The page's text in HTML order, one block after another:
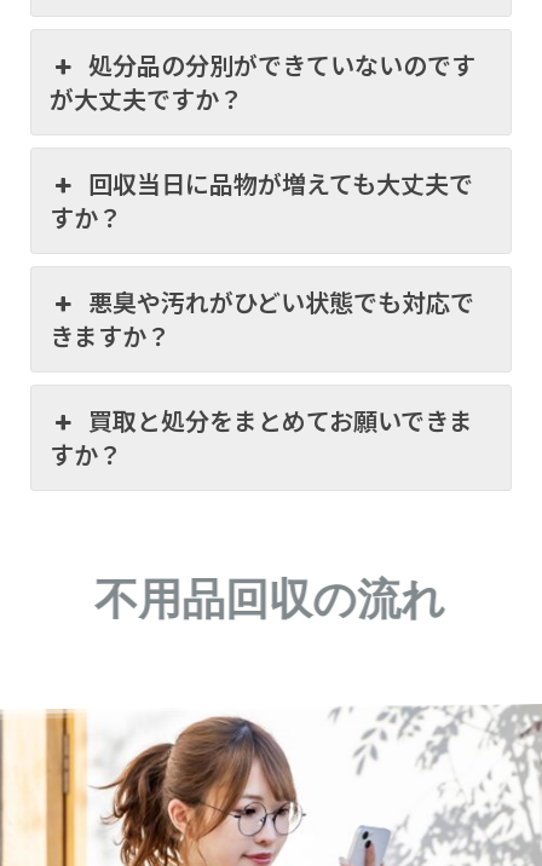
処分品の分別ができていないのです
が大丈夫ですか？
回収当日に品物が増えても大丈夫で
すか？
悪臭や汚れがひどい状態でも対応で
きますか？
買取と処分をまとめてお願いできま
すか？
不用品回収の流れ